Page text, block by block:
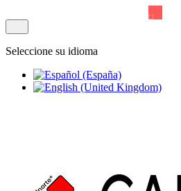
Seleccione su idioma